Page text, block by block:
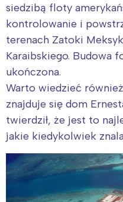
siedzibą floty
kontrolowanie i
terenach Zatoki
Karaibskiego. Budowa
ukończona.
Warto wiedzieć
znajduje się dom
twierdził, że jest to
jakie kiedykolwiek